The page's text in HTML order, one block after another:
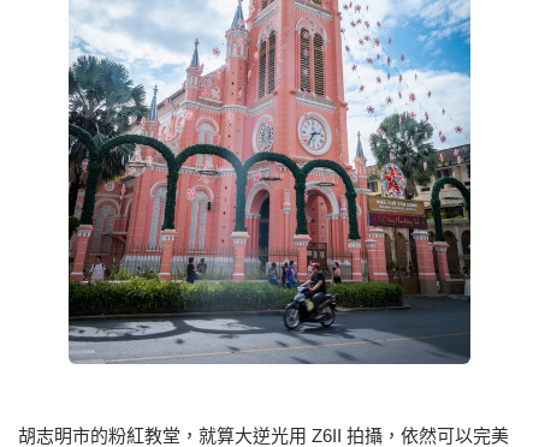
胡志明市的粉紅教堂，就算大逆光用 Z6II 拍攝，依然可以完美